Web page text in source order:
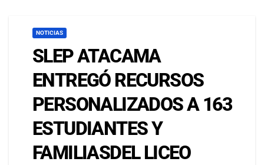
NOTICIAS
SLEP ATACAMA
ENTREGÓ RECURSOS
PERSONALIZADOS A 163
ESTUDIANTES Y
FAMILIASDEL LICEO